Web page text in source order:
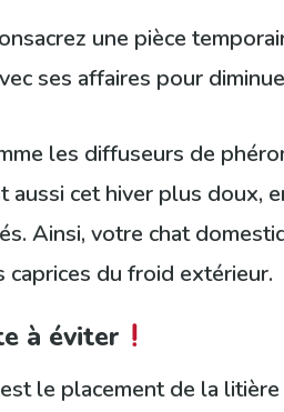
une pièce
ses affaires pour
les diffuseurs de
aussi cet hiver plus doux,
Ainsi, votre chat
caprices du froid extérieur.
à éviter
le placement de la